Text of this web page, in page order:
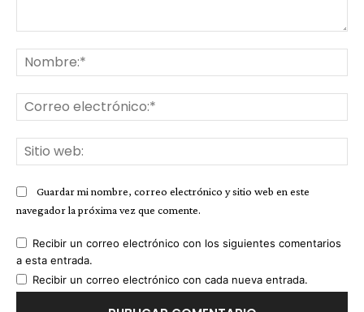
Guardar mi nombre, correo electrónico y sitio web en este
navegador la próxima vez que comente.
Recibir un correo electrónico con los siguientes comentarios
a esta entrada.
Recibir un correo electrónico con cada nueva entrada.